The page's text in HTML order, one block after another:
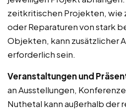
zeitkritischen Projekten, wie
oder Reparaturen von stark
Objekten, kann zusätzlicher
erforderlich sein.
Veranstaltungen und
an Ausstellungen,
Nuthetal kann außerhalb der